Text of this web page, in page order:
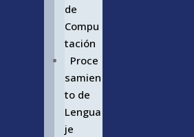
de
Compu
tación
Proce
samien
to de
Lengua
je